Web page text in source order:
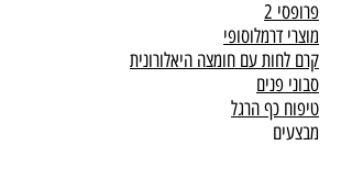
פרופסי 2
מוצרי דרמלוסופי
קרם לחות עם חומצה היאלורונית
סבוני פנים
טיפוח כף הרגל
מבצעים